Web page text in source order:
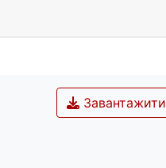
Завантажити